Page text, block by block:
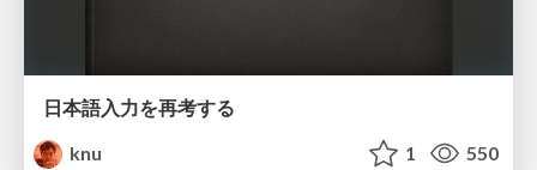
日本語入力を再考する
knu
1 550